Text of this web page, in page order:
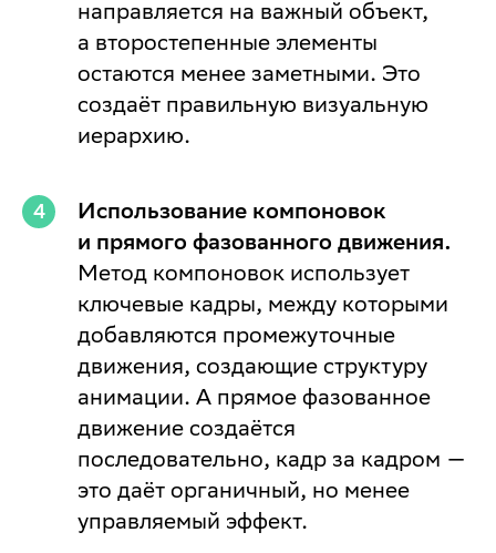
направляется на важный объект,
а второстепенные элементы
остаются менее заметными. Это
создаёт правильную визуальную
иерархию.
Использование компоновок
и прямого фазованного движения.
Метод компоновок использует
ключевые кадры, между которыми
добавляются промежуточные
движения, создающие структуру
анимации. А прямое фазованное
движение создаётся
последовательно, кадр за кадром —
это даёт органичный, но менее
управляемый эффект.